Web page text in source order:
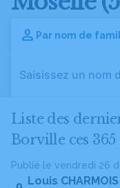
Par nom de
Liste des
Borville ces
Publié le vendredi 26
Louis CHARMOIS